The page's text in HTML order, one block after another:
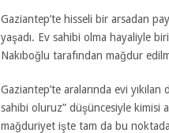
Gaziantep’te hisseli bir arsadan
yaşadı. Ev sahibi olma hayaliyle
Nakıboğlu tarafından mağdur
Gaziantep’te aralarında evi
sahibi oluruz” düşüncesiyle kimisi
mağduriyet işte tam da bu